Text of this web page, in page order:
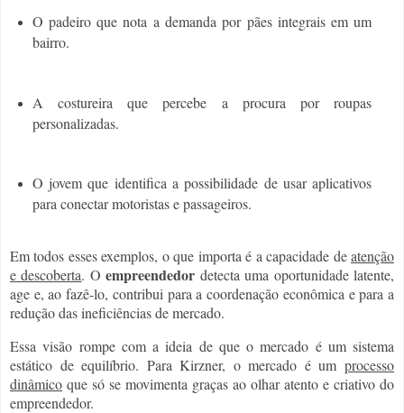
O padeiro que nota a demanda por pães integrais em um
bairro.
A costureira que percebe a procura por roupas
personalizadas.
O jovem que identifica a possibilidade de usar aplicativos
para conectar motoristas e passageiros.
Em todos esses exemplos, o que importa é a capacidade deatenção
e descoberta. Oempreendedor detecta uma oportunidade latente,
age e, ao fazê-lo, contribui para a coordenação econômica e para a
redução das ineficiências de mercado.
Essa visão rompe com a ideia de que o mercado é um sistema
estático de equilíbrio. Para Kirzner, o mercado é um processo
dinâmico que só se movimenta graças ao olhar atento e criativo do
empreendedor.